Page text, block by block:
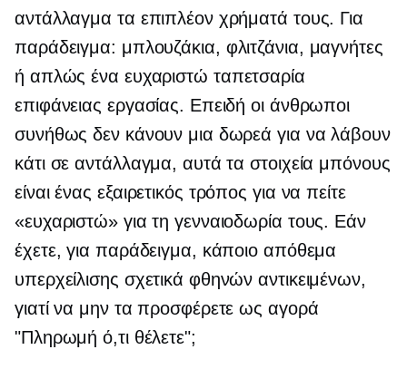
αντάλλαγμα τα επιπλέον χρήματά τους. Για
παράδειγμα: μπλουζάκια, φλιτζάνια, μαγνήτες
ή απλώς ένα ευχαριστώ ταπετσαρία
επιφάνειας εργασίας. Επειδή οι άνθρωποι
συνήθως δεν κάνουν μια δωρεά για να λάβουν
κάτι σε αντάλλαγμα, αυτά τα στοιχεία μπόνους
είναι ένας εξαιρετικός τρόπος για να πείτε
«ευχαριστώ» για τη γενναιοδωρία τους. Εάν
έχετε, για παράδειγμα, κάποιο απόθεμα
υπερχείλισης σχετικά φθηνών αντικειμένων,
γιατί να μην τα προσφέρετε ως αγορά
"Πληρωμή ό,τι θέλετε";